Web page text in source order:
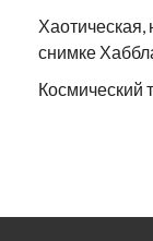
Хаотическая,
снимке
Космический